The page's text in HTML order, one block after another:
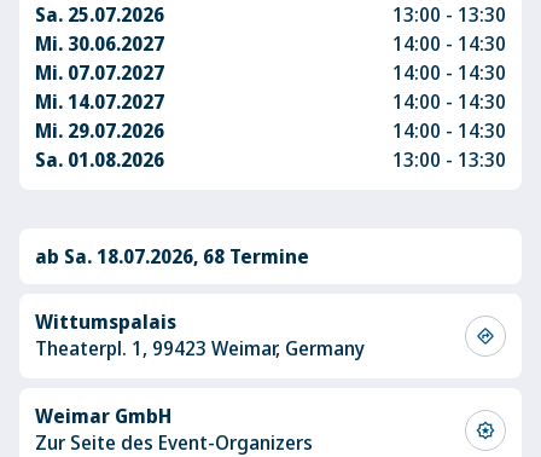
Sa. 25.07.2026
13:00 - 13:30
Mi. 30.06.2027
14:00 - 14:30
Mi. 07.07.2027
14:00 - 14:30
Mi. 14.07.2027
14:00 - 14:30
Mi. 29.07.2026
14:00 - 14:30
Sa. 01.08.2026
13:00 - 13:30
ab Sa. 18.07.2026, 68 Termine
Wittumspalais
Theaterpl. 1, 99423 Weimar, Germany
directions
Weimar GmbH
Zur Seite des Event-Organizers
award_star